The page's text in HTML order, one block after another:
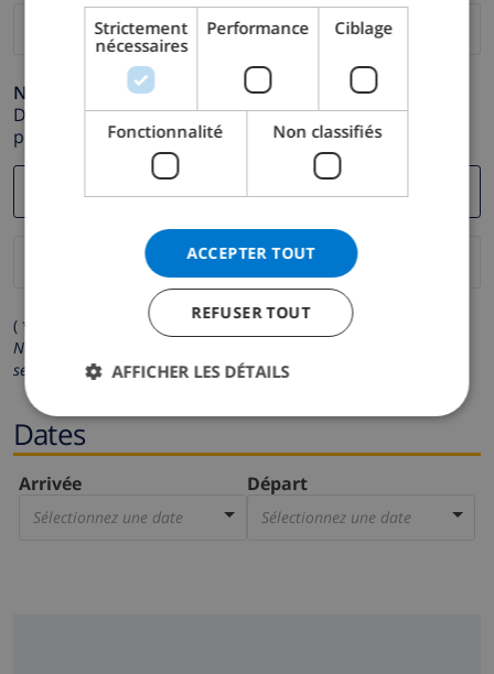
Numéro de téléphone *
Dans le cas où votre adresse e-mail ne fonctionnerait
pas correctement.
( * Les champs avec un astérisque sont obligatoires )
Nous respectons votre vie privée.
seront pas communiquées à des tiers.
Dates
Arrivée
Sélectionnez une date
Départ
Sélectionnez une date
DANISH
Strictement
nécessaires
Performance Ciblage
Fonctionnalité Non classifiés
ACCEPTER TOUT
REFUSER TOUT
AFFICHER LES DÉTAILS